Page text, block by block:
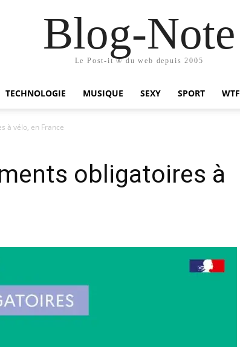
Blog-Note
Le Post-it ® du web depuis 2005
TECHNOLOGIE MUSIQUE SEXY SPORT WTF
à vélo, en France
obligatoires à